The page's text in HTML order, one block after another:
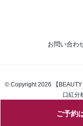
ご予約
お問い合わ
© Copyright 2026 【BEAUTY
口紅分